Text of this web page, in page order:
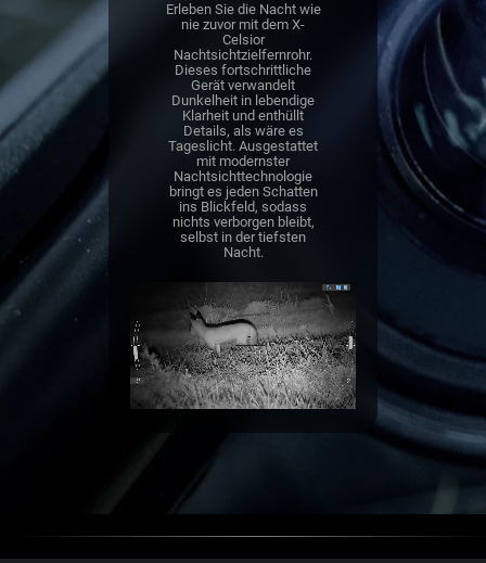
Erleben Sie die Nacht wie
nie zuvor mit dem X-
Celsior
Nachtsichtzielfernrohr.
Dieses fortschrittliche
Gerät verwandelt
Dunkelheit in lebendige
Klarheit und enthüllt
Details, als wäre es
Tageslicht. Ausgestattet
mit modernster
Nachtsichttechnologie
bringt es jeden Schatten
ins Blickfeld, sodass
nichts verborgen bleibt,
selbst in der tiefsten
Nacht.